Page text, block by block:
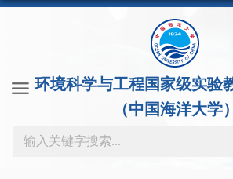
环境科学与工程国家级实验
（中国海洋大学）